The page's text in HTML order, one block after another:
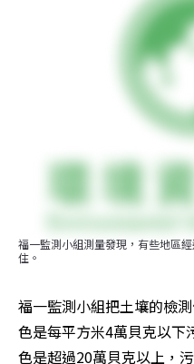
福一監測小組測量發現，有些地區
住。
福一監測小組把土壤的檢
色是每平方米4萬貝克以下
色是超過20萬貝克以上，